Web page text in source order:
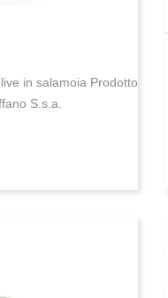
in salamoia Prodotto
S.s.a.